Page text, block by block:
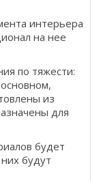
интерьера
на нее
по тяжести:
из
для
будет
будут